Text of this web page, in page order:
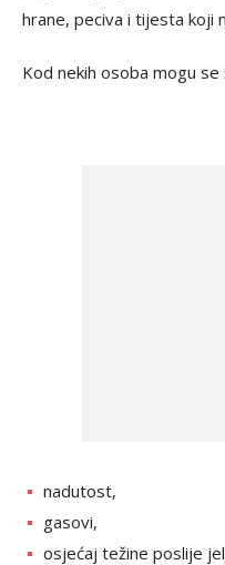
hrane, peciva i tijesta koji
Kod nekih osoba mogu se
nadutost,
gasovi,
osjećaj težine poslije